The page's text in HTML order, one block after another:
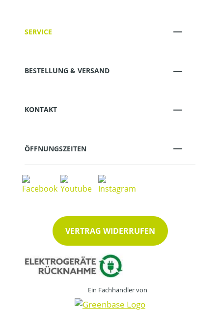
SERVICE
BESTELLUNG & VERSAND
KONTAKT
ÖFFNUNGSZEITEN
VERTRAG WIDERRUFEN
Ein Fachhändler von